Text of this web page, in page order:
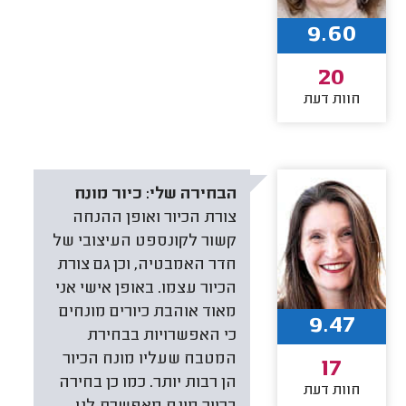
9.60
20
חוות דעת
הבחירה שלי: כיור מונח
צורת הכיור ואופן ההנחה
קשור לקונספט העיצובי של
חדר האמבטיה, וכן גם צורת
הכיור עצמו. באופן אישי אני
מאוד אוהבת כיורים מונחים
כי האפשרויות בבחירת
המטבח שעליו מונח הכיור
הן רבות יותר. כמו כן בחירה
9.47
17
חוות דעת